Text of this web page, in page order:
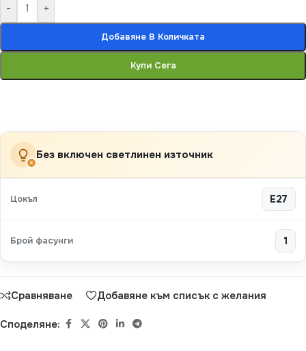
- +
Добавяне В Количката
Купи Сега
×
Без включен светлинен източник
Цокъл E27
Брой фасунги 1
Сравняване Добавяне към списък с желания
Споделяне: